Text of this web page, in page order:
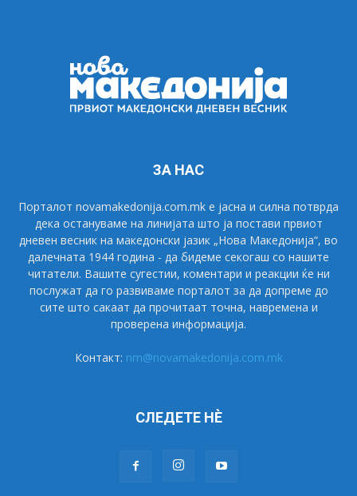
ЗА НАС
Порталот novamakedonija.com.mk е јасна и силна потврда
дека остануваме на линијата што ја постави првиот
дневен весник на македонски јазик „Нова Македонија“, во
далечната 1944 година - да бидеме секогаш со нашите
читатели. Вашите сугестии, коментари и реакции ќе ни
послужат да го развиваме порталот за да допреме до
сите што сакаат да прочитаат точна, навремена и
проверена информација.
Контакт: nm@novamakedonija.com.mk
СЛЕДЕТЕ НÈ